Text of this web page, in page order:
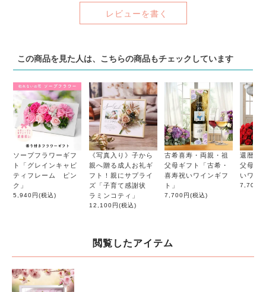
レビューを書く
この商品を見た人は、こちらの商品もチェックしています
ソープフラワーギフ
ト「グレインキャビ
ティフレーム ピン
ク」
5,940円(税込)
《写真入り》子から
親へ贈る成人お礼ギ
フト！親にサプライ
ズ「子育て感謝状
ラミンコティ」
12,100円(税込)
古希喜寿・両親・祖
父母ギフト「古希・
喜寿祝いワインギフ
ト」
7,700円(税込)
還暦祝
父母ギ
いワイ
7,700円
閲覧したアイテム